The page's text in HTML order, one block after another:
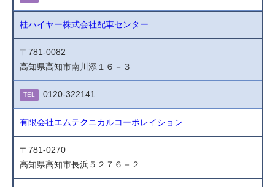
桂ハイヤー株式会社配車センター
〒781-0082
高知県高知市南川添１６－３
TEL 0120-322141
有限会社エムテクニカルコーポレイション
〒781-0270
高知県高知市長浜５２７６－２